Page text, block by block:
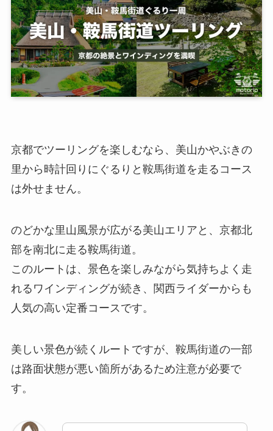
京都でツーリングを楽しむなら、美山かやぶきの
里から時計回りにぐるりと鞍馬街道を走るコース
は外せません。
のどかな里山風景が広がる美山エリアと、京都北
部を南北に走る鞍馬街道。
このルートは、景色を楽しみながら気持ちよく走
れるワインディングが続き、関西ライダーからも
人気の高い定番コースです。
美しい景色が続くルートですが、鞍馬街道の一部
は路面状態が悪い箇所があるため注意が必要で
す。